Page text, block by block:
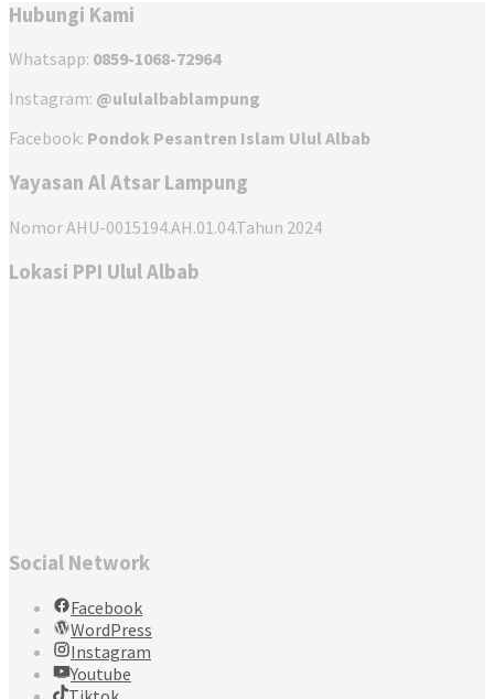
Hubungi Kami
Whatsapp: 0859-1068-72964
Instagram: @ululalbablampung
Facebook: Pondok Pesantren Islam Ulul Albab
Yayasan Al Atsar Lampung
Nomor AHU-0015194.AH.01.04.Tahun 2024
Lokasi PPI Ulul Albab
Social Network
Facebook
WordPress
Instagram
Youtube